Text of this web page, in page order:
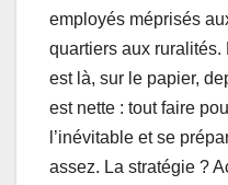
employés méprisés
quartiers aux ruralités.
est là, sur le papier,
est nette : tout faire
l’inévitable et se
assez. La stratégie ?